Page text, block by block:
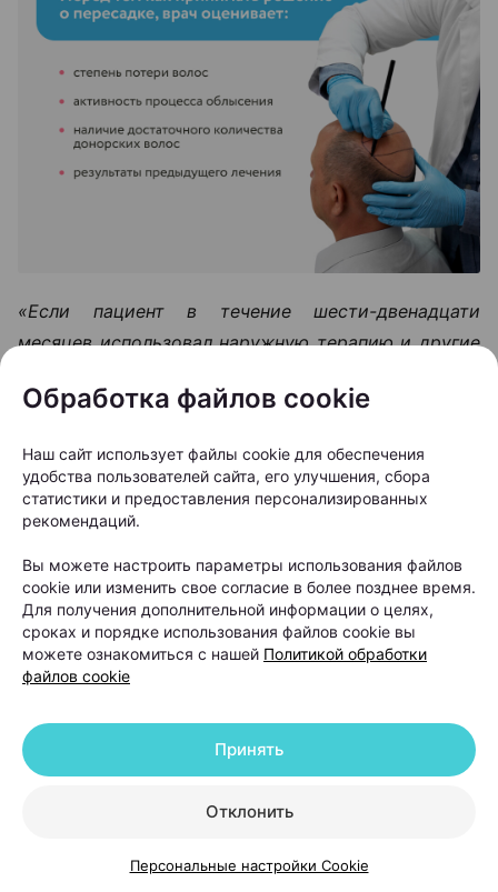
«Если пациент в течение шести-двенадцати
месяцев использовал наружную терапию и другие
произошло, тогда можно рассматривать пересадку
Кудаленкина.
При этом важно понимать: пересадка
не устраняет причину
андрогенетической алопеции. Она
помогает восстановить густоту волос
в определенных зонах, но сам процесс
Именно поэтому после операции работа с
рекомендации хирурга. Обычно пациентам
Обработка файлов cookie
Наш сайт использует файлы cookie для обеспечения
удобства пользователей сайта, его улучшения, сбора
статистики и предоставления персонализированных
рекомендаций.
Вы можете настроить параметры использования файлов
cookie или изменить свое согласие в более позднее время.
Для получения дополнительной информации о целях,
сроках и порядке использования файлов cookie вы
можете ознакомиться с нашей Политикой обработки
файлов cookie
Отклонить
Принять
Персональные настройки Cookie